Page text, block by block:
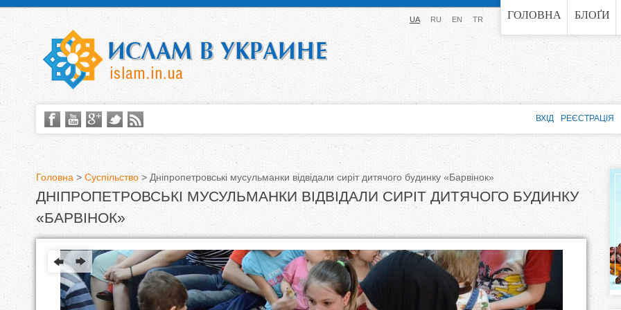
Jump to navigation ГОЛОВНА БЛОҐИ
UA RU EN TR
В
и
Головна > Суспільство> Дніпропетровські мусульманки відвідали сиріт дитячого будинку «Барвінок»
ДНІПРОПЕТРОВСЬКІ МУСУЛЬМАНКИ ВІДВІДАЛИ СИРІТ ДИТЯЧОГО БУДИНКУ
«БАРВІНОК»
ВХІД РЕЄСТРАЦІЯ